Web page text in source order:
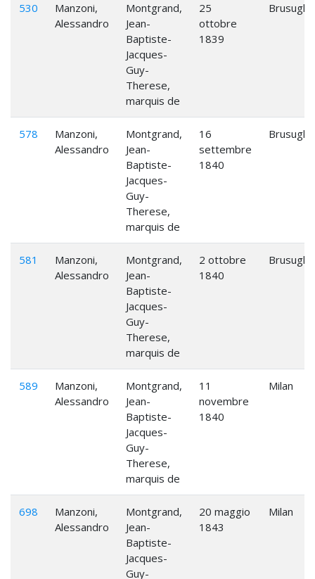
530
Manzoni,
Alessandro
Montgrand,
Jean-
Baptiste-
Jacques-
Guy-
Therese,
marquis de
25
ottobre
1839
Brusuglio
578
Manzoni,
Alessandro
Montgrand,
Jean-
Baptiste-
Jacques-
Guy-
Therese,
marquis de
16
settembre
1840
Brusuglio
581
Manzoni,
Alessandro
Montgrand,
Jean-
Baptiste-
Jacques-
Guy-
Therese,
marquis de
2 ottobre
1840
Brusuglio
589
Manzoni,
Alessandro
Montgrand,
Jean-
Baptiste-
Jacques-
Guy-
Therese,
marquis de
11
novembre
1840
Milan
698
Manzoni,
Alessandro
Montgrand,
Jean-
Baptiste-
Jacques-
Guy-
20 maggio
1843
Milan